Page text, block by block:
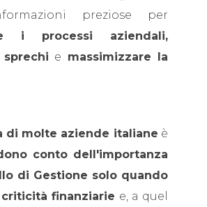
preziose per
i processi aziendali,
e massimizzare la
di molte aziende italiane è
conto dell'importanza
di Gestione solo quando
finanziarie e, a quel